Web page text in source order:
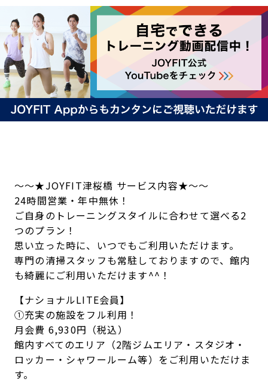
～～★JOYFIT津桜橋 サービス内容★～～
24時間営業・年中無休！
ご自身のトレーニングスタイルに合わせて選べる2
つのプラン！
思い立った時に、いつでもご利用いただけます。
専門の清掃スタッフも常駐しておりますので、館内
も綺麗にご利用いただけます^^！
【ナショナルLITE会員】
①充実の施設をフル利用！
月会費 6,930円（税込）
館内すべてのエリア（2階ジムエリア・スタジオ・
ロッカー・シャワールーム等）をご利用いただけま
す。